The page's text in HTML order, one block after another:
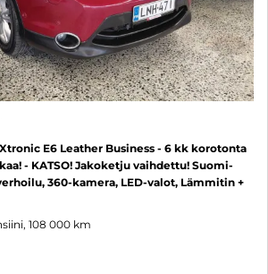
Xtronic E6 Leather Business - 6 kk korotonta
- KATSO! Jakoketju vaihdettu! Suomi-
360-kamera, LED-valot, Lämmitin +
108 000 km